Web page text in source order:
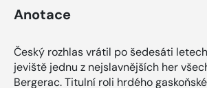
Anotace
Český rozhlas vrátil po šedesáti
jeviště jednu z nejslavnějších her
Bergerac. Titulní roli hrdého